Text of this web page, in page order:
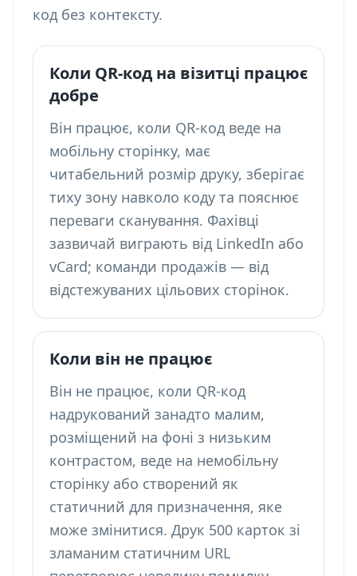
код без контексту.
Коли QR-код на візитці працює
добре
Він працює, коли QR-код веде на
мобільну сторінку, має
читабельний розмір друку, зберігає
тиху зону навколо коду та пояснює
переваги сканування. Фахівці
зазвичай виграють від LinkedIn або
vCard; команди продажів — від
відстежуваних цільових сторінок.
Коли він не працює
Він не працює, коли QR-код
надрукований занадто малим,
розміщений на фоні з низьким
контрастом, веде на немобільну
сторінку або створений як
статичний для призначення, яке
може змінитися. Друк 500 карток зі
зламаним статичним URL